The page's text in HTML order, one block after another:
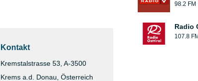
Kontakt
Kremstalstrasse 53, A-3500
Krems a.d. Donau, Österreich
98.2 FM
Radio
107.8 FM